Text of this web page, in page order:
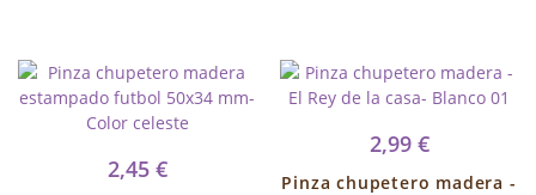
2,45 €
2,99 €
Pinza chupetero madera -